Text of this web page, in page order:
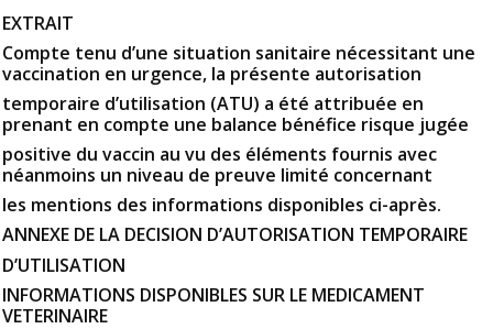
EXTRAIT
Compte tenu d’une situation sanitaire nécessitant une
vaccination en urgence, la présente autorisation
temporaire d’utilisation (ATU) a été attribuée en
prenant en compte une balance bénéfice risque jugée
positive du vaccin au vu des éléments fournis avec
néanmoins un niveau de preuve limité concernant
les mentions des informations disponibles ci-après.
ANNEXE DE LA DECISION D’AUTORISATION TEMPORAIRE
D’UTILISATION
INFORMATIONS DISPONIBLES SUR LE MEDICAMENT
VETERINAIRE